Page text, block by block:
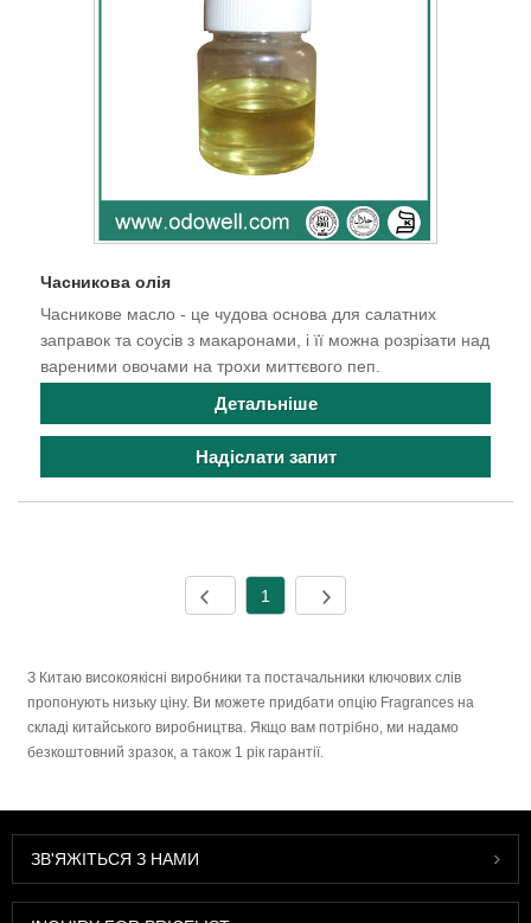
Часникова олія
Часникове масло - це чудова основа для салатних
заправок та соусів з макаронами, і її можна розрізати над
вареними овочами на трохи миттєвого пеп.
Детальніше
Надіслати запит
1
З Китаю високоякісні виробники та постачальники ключових слів
пропонують низьку ціну. Ви можете придбати опцію Fragrances на
складі китайського виробництва. Якщо вам потрібно, ми надамо
безкоштовний зразок, а також 1 рік гарантії.
ЗВ'ЯЖІТЬСЯ З НАМИ